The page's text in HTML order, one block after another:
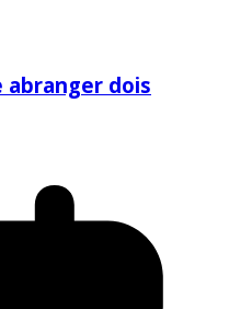
abranger dois